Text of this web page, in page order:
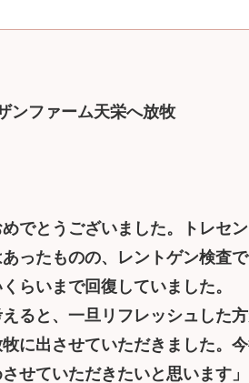
ンファーム天栄へ放牧
でとうございました。トレセ
ったものの、レントゲン検査
らいまで回復していました。
ると、一旦リフレッシュした方
に出させていただきました。
せていただきたいと思います」